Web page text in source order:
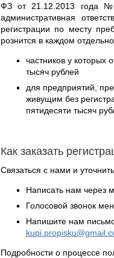
ФЗ от 21.12.2013 года №
административная
регистрации по месту
рознится в каждом
частников у которых
тысяч рублей
для предприятий,
живущим без
пятидесяти тысяч
Как заказать
Связаться с нами и
Написать нам через
Голосовой звонок
Напишите нам
Подробности о процессе